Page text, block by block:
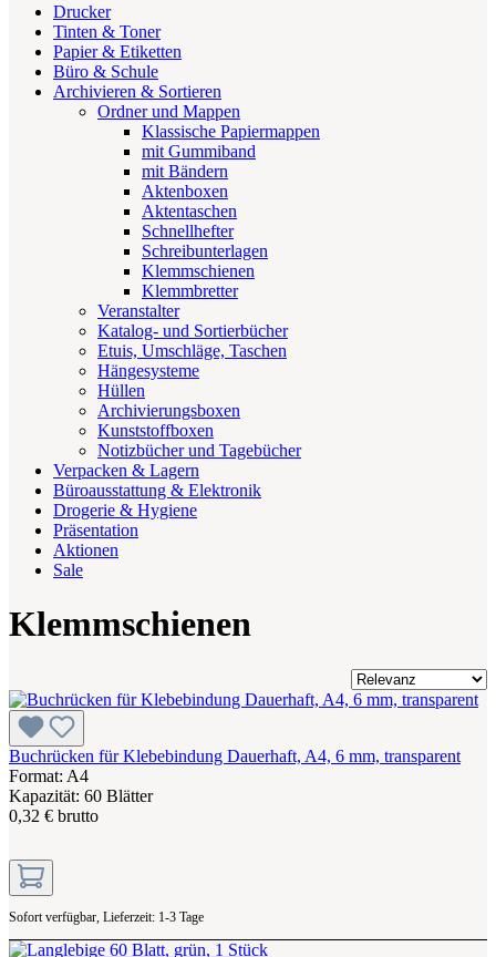
Drucker
Tinten & Toner
Papier & Etiketten
Büro & Schule
Archivieren & Sortieren
Ordner und Mappen
Klassische Papiermappen
mit Gummiband
mit Bändern
Aktenboxen
Aktentaschen
Schnellhefter
Schreibunterlagen
Klemmschienen
Klemmbretter
Veranstalter
Katalog- und Sortierbücher
Etuis, Umschläge, Taschen
Hängesysteme
Hüllen
Archivierungsboxen
Kunststoffboxen
Notizbücher und Tagebücher
Verpacken & Lagern
Büroausstattung & Elektronik
Drogerie & Hygiene
Präsentation
Aktionen
Sale
Klemmschienen
Buchrücken für Klebebindung Dauerhaft, A4, 6 mm, transparent
Format: A4
Kapazität: 60 Blätter
0,32 € brutto
Sofort verfügbar, Lieferzeit: 1-3 Tage